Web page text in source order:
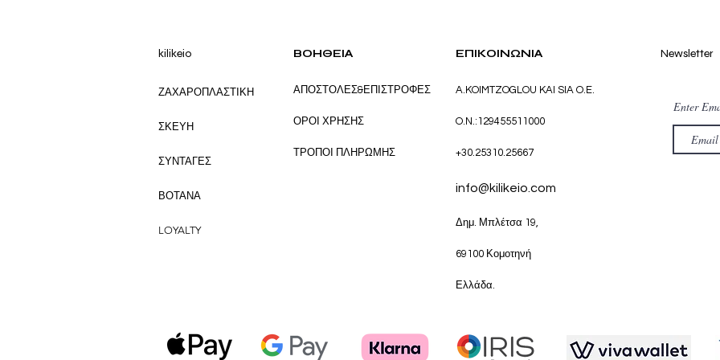
kilikeio
ΖΑΧΑΡΟΠΛΑΣΤΙΚΗ
ΣΚΕΥΗ
ΣΥΝΤΑΓΕΣ
ΒΟΤΑΝΑ
LOYALTY
ΒΟΗΘΕΙΑ
ΑΠΟΣΤΟΛΕΣ&ΕΠΙΣΤΡΟΦΕΣ
ΟΡΟΙ ΧΡΗΣΗΣ
ΤΡΟΠΟΙ ΠΛΗΡΩΜΗΣ
ΕΠΙΚΟΙΝΩΝΙΑ
A.KOIMTZOGLOU KAI SIA O.E.
O.N.:129455511000
+30.25310.25667
info@kilikeio.com
Δημ. Μπλέτσα 19,
69100 Κομοτηνή
Ελλάδα.
Newsletter
Enter